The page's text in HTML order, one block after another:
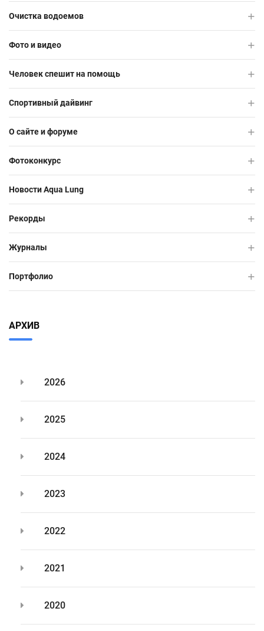
Очистка водоемов
Фото и видео
Человек спешит на помощь
Спортивный дайвинг
О сайте и форуме
Фотоконкурс
Новости Aqua Lung
Рекорды
Журналы
Портфолио
АРХИВ
2026
2025
2024
2023
2022
2021
2020